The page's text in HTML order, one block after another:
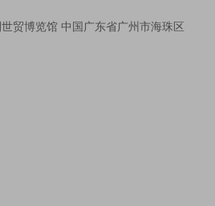
贸博览馆 中国广东省广州市海珠区